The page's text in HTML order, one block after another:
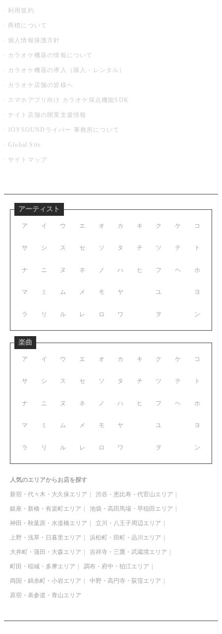
利用規約
商標について
個人情報保護方針
カラオケ機器の情報について
カラオケ機器の導入（購入・レンタル）
カラオケ店舗の皆様へ
スマホアプリ向け カラオケ採点機能SDK
ナイト店舗の開業支援情報
JOYSOUNDライバー 事務所について
Global Site
サイトマップ
アーティスト
ア イ ウ エ オ
サ シ ス セ ソ
ナ ニ ヌ ネ ノ
マ ミ ム メ モ
ラ リ ル レ ロ
カ キ ク ケ コ
タ チ ツ テ ト
ハ ヒ フ ヘ ホ
ヤ ユ ヨ
ワ ヲ ン
楽曲
ア イ ウ エ オ
サ シ ス セ ソ
ナ ニ ヌ ネ ノ
マ ミ ム メ モ
ラ リ ル レ ロ
カ キ ク ケ コ
タ チ ツ テ ト
ハ ヒ フ ヘ ホ
ヤ ユ ヨ
ワ ヲ ン
人気のエリアからお店を探す
新宿・代々木・大久保エリア 渋谷・恵比寿・代官山エリア
銀座・新橋・有楽町エリア 池袋・高田馬場・早稲田エリア
神田・秋葉原・水道橋エリア 立川・八王子周辺エリア
上野・浅草・日暮里エリア 浜松町・田町・品川エリア
大井町・蒲田・大森エリア 吉祥寺・三鷹・武蔵境エリア
町田・稲城・多摩エリア 調布・府中・狛江エリア
両国・錦糸町・小岩エリア 中野・高円寺・荻窪エリア
原宿・表参道・青山エリア